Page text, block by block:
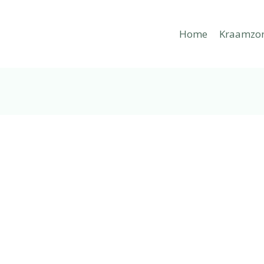
Home